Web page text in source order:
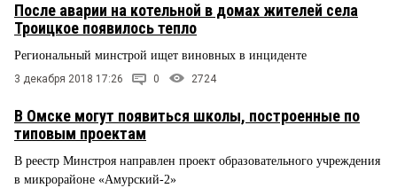
После аварии на котельной в домах жителей села
Троицкое появилось тепло
Региональный минстрой ищет виновных в инциденте
3 декабря 2018 17:26 0 2724
В Омске могут появиться школы, построенные по
типовым проектам
В реестр Минстроя направлен проект образовательного учреждения
в микрорайоне «Амурский-2»